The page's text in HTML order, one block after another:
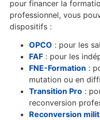
pour financer la
professionnel, vous
dispositifs :
OPCO : pour les
FAF : pour les
FNE-Formation :
mutation ou en
Transition Pro :
reconversion
Reconversion